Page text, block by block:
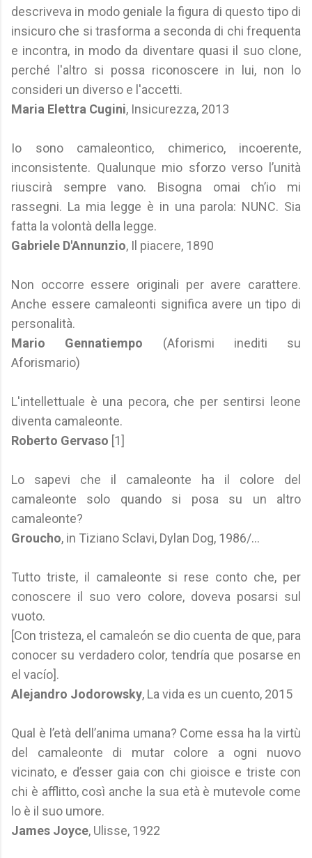
descriveva in modo geniale la figura di questo tipo di
insicuro che si trasforma a seconda di chi frequenta
e incontra, in modo da diventare quasi il suo clone,
perché l'altro si possa riconoscere in lui, non lo
consideri un diverso e l'accetti.
Maria Elettra Cugini, Insicurezza, 2013
Io sono camaleontico, chimerico, incoerente,
inconsistente. Qualunque mio sforzo verso l’unità
riuscirà sempre vano. Bisogna omai ch’io mi
rassegni. La mia legge è in una parola: NUNC. Sia
fatta la volontà della legge.
Gabriele D'Annunzio, Il piacere, 1890
Non occorre essere originali per avere carattere.
Anche essere camaleonti significa avere un tipo di
personalità.
Mario Gennatiempo (Aforismi inediti su
Aforismario)
L'intellettuale è una pecora, che per sentirsi leone
diventa camaleonte.
Roberto Gervaso [1]
Lo sapevi che il camaleonte ha il colore del
camaleonte solo quando si posa su un altro
camaleonte?
Groucho, in Tiziano Sclavi, Dylan Dog, 1986/...
Tutto triste, il camaleonte si rese conto che, per
conoscere il suo vero colore, doveva posarsi sul
vuoto.
[Con tristeza, el camaleón se dio cuenta de que, para
conocer su verdadero color, tendría que posarse en
el vacío].
Alejandro Jodorowsky, La vida es un cuento, 2015
Qual è l’età dell’anima umana? Come essa ha la virtù
del camaleonte di mutar colore a ogni nuovo
vicinato, e d’esser gaia con chi gioisce e triste con
chi è afflitto, così anche la sua età è mutevole come
lo è il suo umore.
James Joyce, Ulisse, 1922